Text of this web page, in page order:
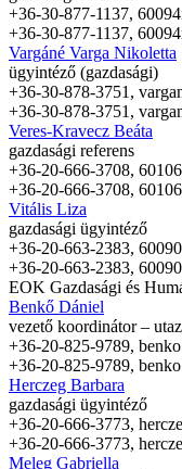
+36-30-877-1137, 60094
+36-30-877-1137, 60094
Vargáné Varga Nikoletta
ügyintéző (gazdasági)
+36-30-878-3751,
+36-30-878-3751,
Veres-Kravecz Beáta
gazdasági referens
+36-20-666-3708, 60106
+36-20-666-3708, 60106
Vitális Liza
gazdasági ügyintéző
+36-20-663-2383, 60090
+36-20-663-2383, 60090
EOK Gazdasági és
Benkő Dániel
vezető koordinátor –
+36-20-825-9789,
+36-20-825-9789,
Herczeg Barbara
gazdasági ügyintéző
+36-20-666-3773,
+36-20-666-3773,
Meleg Gabriella